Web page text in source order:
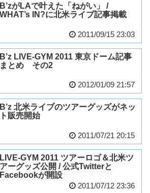
B’zがLAで叶えた「ねがい」 /
WHAT’s IN?に北米ライブ記事掲載
2011/09/15 23:03
B’z LIVE-GYM 2011 東京ドーム記事
まとめ その2
2012/01/09 21:57
B’z 北米ライブのツアーグッズがネッ
ト販売開始
2011/07/21 20:15
LIVE-GYM 2011 ツアーロゴ＆北米ツ
アーグッズ公開 / 公式Twitterと
Facebookが開設
2011/07/12 23:36